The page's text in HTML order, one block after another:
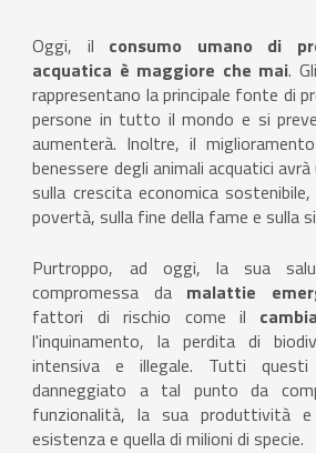
Oggi, il consumo umano di
acquatica è maggiore che mai. Gli
rappresentano la principale fonte di
persone in tutto il mondo e si
aumenterà. Inoltre, il
benessere degli animali acquatici
sulla crescita economica
povertà, sulla fine della fame e sulla
Purtroppo, ad oggi, la sua
compromessa da malattie
fattori di rischio come il
l'inquinamento, la perdita di
intensiva e illegale. Tutti
danneggiato a tal punto da
funzionalità, la sua produttività
esistenza e quella di milioni di specie.